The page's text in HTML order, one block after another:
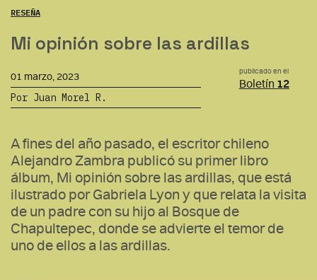
RESEÑA
Mi opinión sobre las ardillas
01 marzo, 2023
Por Juan Morel R.
publicado en el
Boletín 12
A fines del año pasado, el escritor chileno
Alejandro Zambra publicó su primer libro
álbum, Mi opinión sobre las ardillas, que está
ilustrado por Gabriela Lyon y que relata la visita
de un padre con su hijo al Bosque de
Chapultepec, donde se advierte el temor de
uno de ellos a las ardillas.